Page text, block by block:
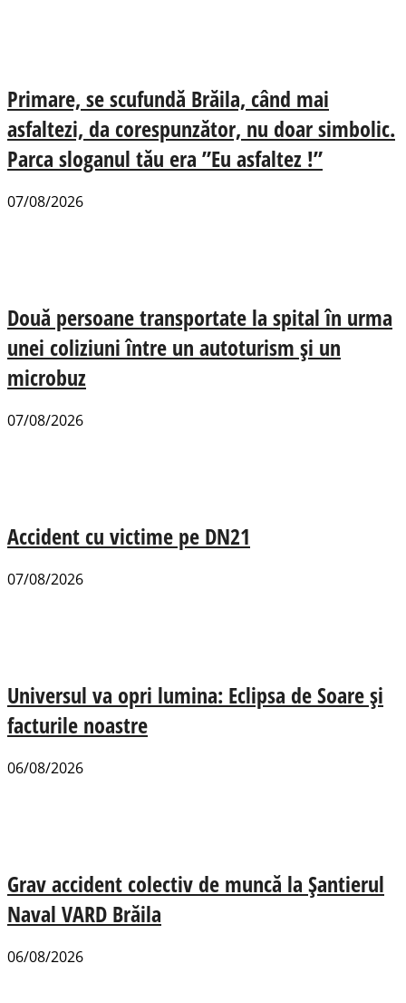
Primare, se scufundă Brăila, când mai
asfaltezi, da corespunzător, nu doar simbolic.
Parca sloganul tău era ”Eu asfaltez !”
07/08/2026
Două persoane transportate la spital în urma
unei coliziuni între un autoturism și un
microbuz
07/08/2026
Accident cu victime pe DN21
07/08/2026
Universul va opri lumina: Eclipsa de Soare și
facturile noastre
06/08/2026
Grav accident colectiv de muncă la Șantierul
Naval VARD Brăila
06/08/2026